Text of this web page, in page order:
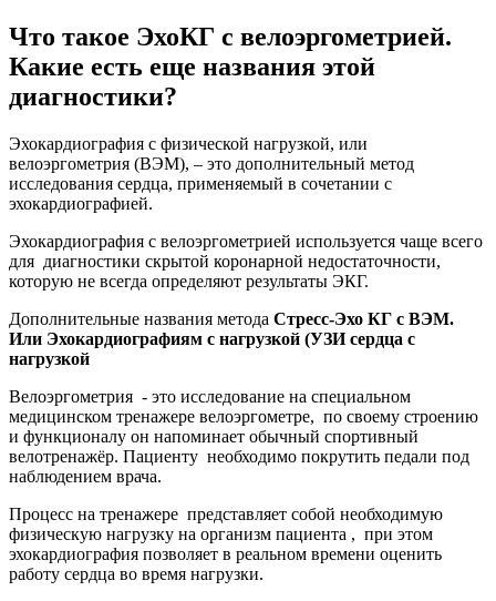
Что такое ЭхоКГ с велоэргометрией.
Какие есть еще названия этой
диагностики?
Эхокардиография с физической нагрузкой, или
велоэргометрия (ВЭМ), – это дополнительный метод
исследования сердца, применяемый в сочетании с
эхокардиографией.
Эхокардиография с велоэргометрией используется чаще всего
для диагностики скрытой коронарной недостаточности,
которую не всегда определяют результаты ЭКГ.
Дополнительные названия метода Стресс-Эхо КГ с ВЭМ.
Или Эхокардиографиям с нагрузкой (УЗИ сердца с
нагрузкой
Велоэргометрия - это исследование на специальном
медицинском тренажере велоэргометре, по своему строению
и функционалу он напоминает обычный спортивный
велотренажёр. Пациенту необходимо покрутить педали под
наблюдением врача.
Процесс на тренажере представляет собой необходимую
физическую нагрузку на организм пациента , при этом
эхокардиография позволяет в реальном времени оценить
работу сердца во время нагрузки.